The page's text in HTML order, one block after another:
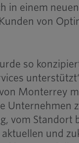
in einem
von
so
Monterrey
Unternehmen
vom Standort
und